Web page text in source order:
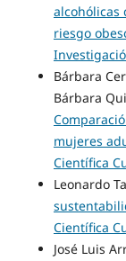
alcohólicas
riesgo
Bárbara
Bárbara
mujeres
Científica
Leonardo
Científica
José Luis